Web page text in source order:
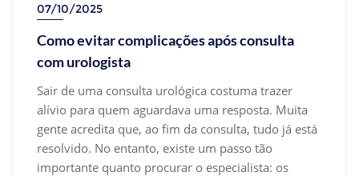
07/10/2025
Como evitar complicações após consulta
com urologista
Sair de uma consulta urológica costuma trazer
alívio para quem aguardava uma resposta. Muita
gente acredita que, ao fim da consulta, tudo já está
resolvido. No entanto, existe um passo tão
importante quanto procurar o especialista: os